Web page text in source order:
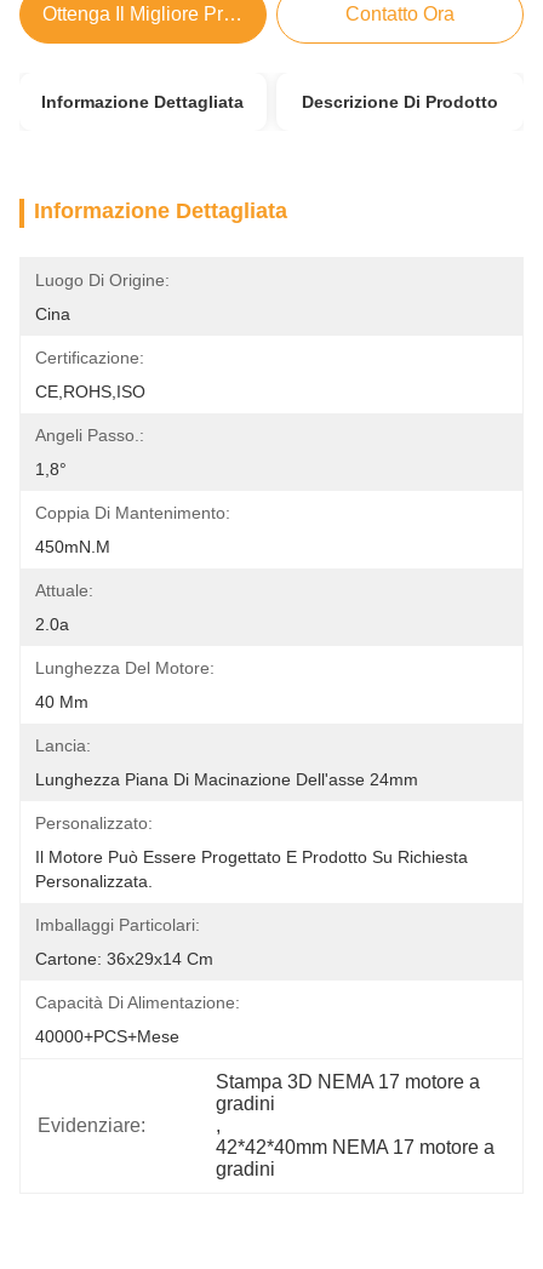
Ottenga Il Migliore Prezzo Contatto Ora
Informazione Dettagliata Descrizione Di Prodotto
Informazione Dettagliata
Luogo Di Origine:
Cina
Certificazione:
CE,ROHS,ISO
Angeli Passo.:
1,8°
Coppia Di Mantenimento:
450mN.m
Attuale:
2.0a
Lunghezza Del Motore:
40 Mm
Lancia:
Lunghezza Piana Di Macinazione Dell'asse 24mm
Personalizzato:
Il Motore Può Essere Progettato E Prodotto Su Richiesta
Personalizzata.
Imballaggi Particolari:
Cartone: 36x29x14 Cm
Capacità Di Alimentazione:
40000+PCS+Mese
Evidenziare:
Stampa 3D NEMA 17 motore a
gradini
,
42*42*40mm NEMA 17 motore a
gradini